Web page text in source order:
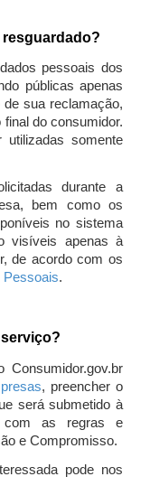
resguardado?
pessoais dos
públicas apenas
sua reclamação,
do consumidor.
somente
durante a
bem como os
no sistema
visíveis apenas à
de acordo com os
Pessoais.
, preencher o
será submetido à
com as regras e
e Compromisso.
pode nos